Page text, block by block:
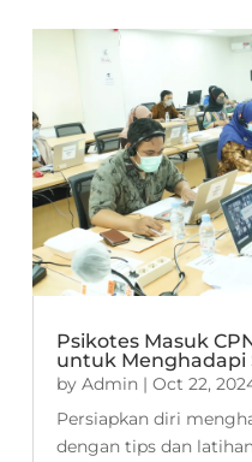
Psikotes Masuk
untuk Menghadapi
by Admin| Oct 22,
Persiapkan diri
dengan tips dan